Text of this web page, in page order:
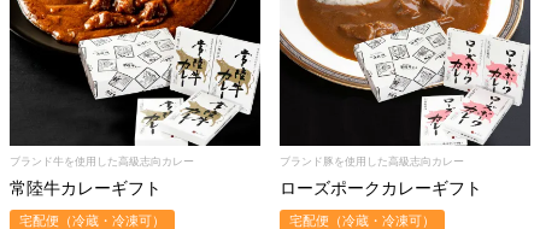
お問合せフォーム
ブランド牛を使用した高級志向カレー
常陸牛カレーギフト
宅配便（冷蔵・冷凍可）
ブランド豚を使用した高級志向カレー
ローズポークカレーギフト
宅配便（冷蔵・冷凍可）